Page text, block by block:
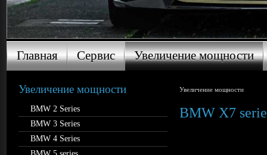
Главная
Главная Сервис
Сервис Увеличение мощности
Увеличение мощности
Увеличение мощности
BMW 2 Series
BMW 3 Series
BMW 4 Series
Увеличение мощности
BMW X7